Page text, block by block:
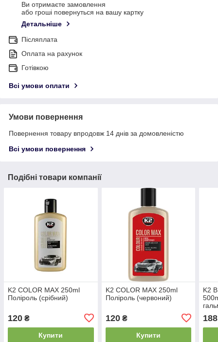
Ви отримаєте замовлення
або гроші повернуться на вашу картку
Детальніше
Післяплата
Оплата на рахунок
Готівкою
Всі умови оплати
Умови повернення
Повернення товару впродовж 14 днів за домовленістю
Всі умови повернення
Подібні товари компанії
K2 COLOR MAX 250ml
Поліроль (срібний)
120 ₴
Купити
K2 COLOR MAX 250ml
Поліроль (червоний)
120₴
Купити
K2
188